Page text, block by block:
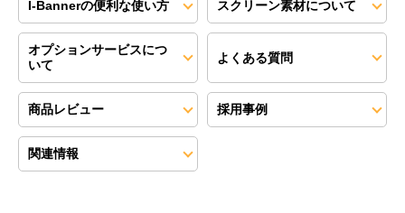
I-Bannerの便利な使い方 スクリーン素材について
オプションサービスにつ
いて
よくある質問
商品レビュー 採用事例
関連情報